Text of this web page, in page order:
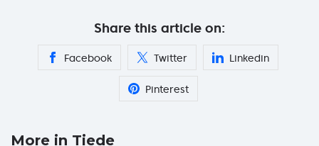
Share this article on:
Facebook Twitter Linkedin
Pinterest
More in Tiede